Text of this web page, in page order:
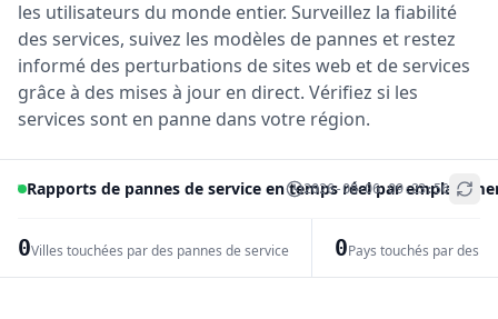
les utilisateurs du monde entier. Surveillez la fiabilité
des services, suivez les modèles de pannes et restez
informé des perturbations de sites web et de services
grâce à des mises à jour en direct. Vérifiez si les
services sont en panne dans votre région.
Rapports de pannes de service en temps réel par
2026-08-06 09:23:56
0Villes touchées par des pannes de service 0Pays touchés par des
+